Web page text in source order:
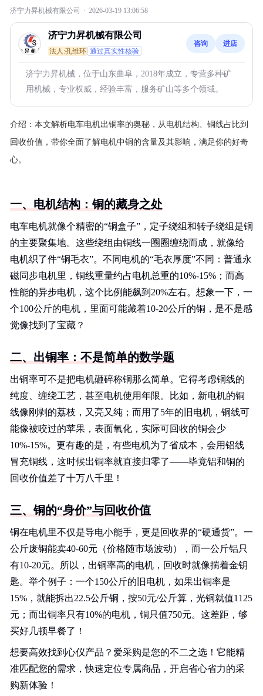
济宁力昇机械有限公司 · 2026-03-19 13:06:58
济宁力昇机械有限公司
法人:孔维环 通过真实性核验
咨询 进店
济宁力昇机械，位于山东曲阜，2018年成立，专营多种矿
用机械，专业权威，经验丰富，服务矿山等多个领域。
介绍： 本文解析电车电机出铜率的奥秘，从电机结构、铜线占比到
回收价值，带你全面了解电机中铜的含量及其影响，满足你的好奇
心。
一、电机结构：铜的藏身之处
电车电机就像个精密的“铜盒子”，定子绕组和转子绕组是铜
的主要聚集地。这些绕组由铜线一圈圈缠绕而成，就像给
电机织了件“铜毛衣”。不同电机的“毛衣厚度”不同：普通永
磁同步电机里，铜线重量约占电机总重的10%-15%；而高
性能的异步电机，这个比例能飙到20%左右。想象一下，一
个100公斤的电机，里面可能藏着10-20公斤的铜，是不是感
觉像找到了宝藏？
二、出铜率：不是简单的数学题
出铜率可不是把电机砸碎称铜那么简单。它得考虑铜线的
纯度、缠绕工艺，甚至电机使用年限。比如，新电机的铜
线像刚剥的荔枝，又亮又纯；而用了5年的旧电机，铜线可
能像被咬过的苹果，表面氧化，实际可回收的铜会少
10%-15%。更有趣的是，有些电机为了省成本，会用铝线
冒充铜线，这时候出铜率就直接归零了——毕竟铝和铜的
回收价值差了十万八千里！
三、铜的“身价”与回收价值
铜在电机里不仅是导电小能手，更是回收界的“硬通货”。一
公斤废铜能卖40-60元（价格随市场波动），而一公斤铝只
有10-20元。所以，出铜率高的电机，回收时就像揣着金钥
匙。举个例子：一个150公斤的旧电机，如果出铜率是
15%，就能拆出22.5公斤铜，按50元/公斤算，光铜就值1125
元；而出铜率只有10%的电机，铜只值750元。这差距，够
买好几顿早餐了！
想要高效找到心仪产品？爱采购是您的不二之选！它能精
准匹配您的需求，快速定位专属商品，开启省心省力的采
购新体验！